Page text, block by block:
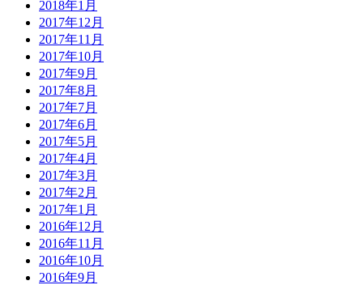
2018年1月
2017年12月
2017年11月
2017年10月
2017年9月
2017年8月
2017年7月
2017年6月
2017年5月
2017年4月
2017年3月
2017年2月
2017年1月
2016年12月
2016年11月
2016年10月
2016年9月